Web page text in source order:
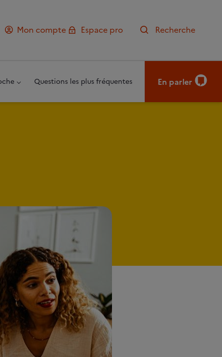
Mon compte Espace pro Recherche
Questions les plus fréquentes En parler